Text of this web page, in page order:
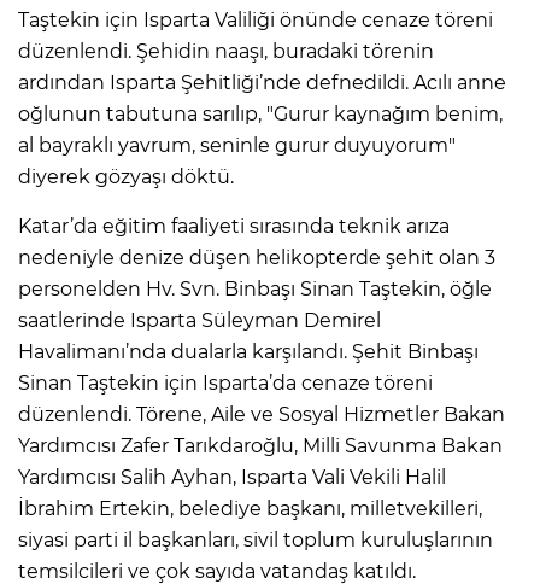
Taştekin için Isparta Valiliği önünde cenaze töreni
düzenlendi. Şehidin naaşı, buradaki törenin
ardından Isparta Şehitliği’nde defnedildi. Acılı anne
oğlunun tabutuna sarılıp, "Gurur kaynağım benim,
al bayraklı yavrum, seninle gurur duyuyorum"
diyerek gözyaşı döktü.
Katar’da eğitim faaliyeti sırasında teknik arıza
nedeniyle denize düşen helikopterde şehit olan 3
personelden Hv. Svn. Binbaşı Sinan Taştekin, öğle
saatlerinde Isparta Süleyman Demirel
Havalimanı’nda dualarla karşılandı. Şehit Binbaşı
Sinan Taştekin için Isparta’da cenaze töreni
düzenlendi. Törene, Aile ve Sosyal Hizmetler Bakan
Yardımcısı Zafer Tarıkdaroğlu, Milli Savunma Bakan
Yardımcısı Salih Ayhan, Isparta Vali Vekili Halil
İbrahim Ertekin, belediye başkanı, milletvekilleri,
siyasi parti il başkanları, sivil toplum kuruluşlarının
temsilcileri ve çok sayıda vatandaş katıldı.